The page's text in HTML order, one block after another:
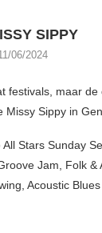
SIPPY
06/2024
festivals, maar de
Missy Sippy in
Stars Sunday
Jam, Folk &
Acoustic